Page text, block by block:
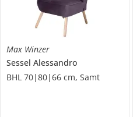
Max Winzer
Sessel Alessandro
BHL 70|80|66 cm, Samt